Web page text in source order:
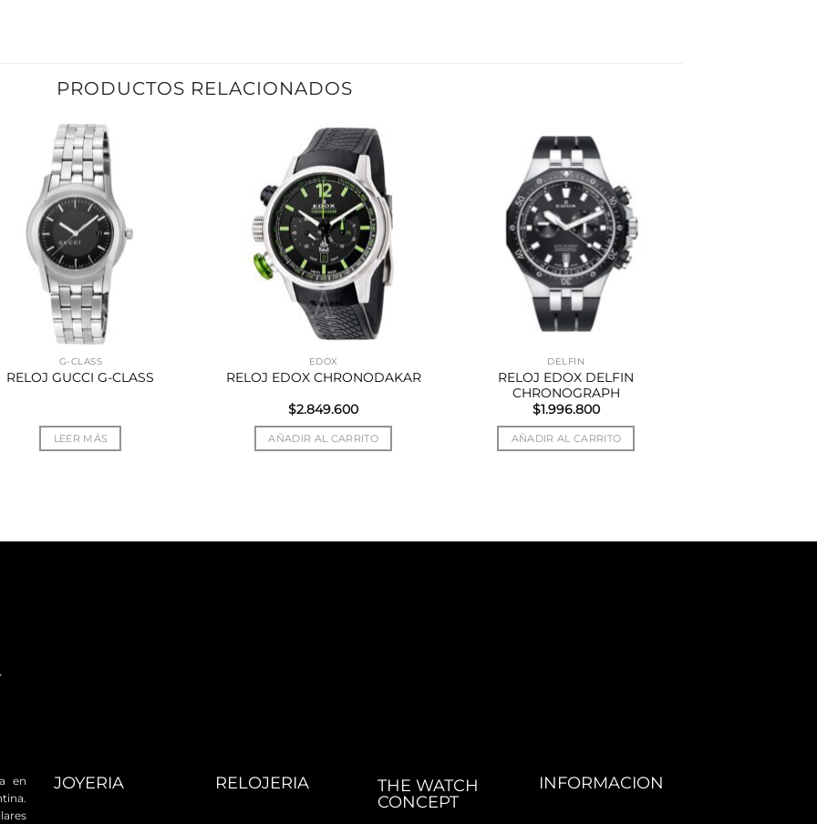
PRODUCTOS RELACIONADOS
G-CLASS
RELOJ GUCCI G-CLASS
LEER MÁS
EDOX
RELOJ EDOX CHRONODAKAR
$2.849.600
AÑADIR AL CARRITO
DELFIN
RELOJ EDOX DELFIN
CHRONOGRAPH
$1.996.800
AÑADIR AL CARRITO
en
JOYERIA RELOJERIA
THE WATCH
CONCEPT
INFORMACION